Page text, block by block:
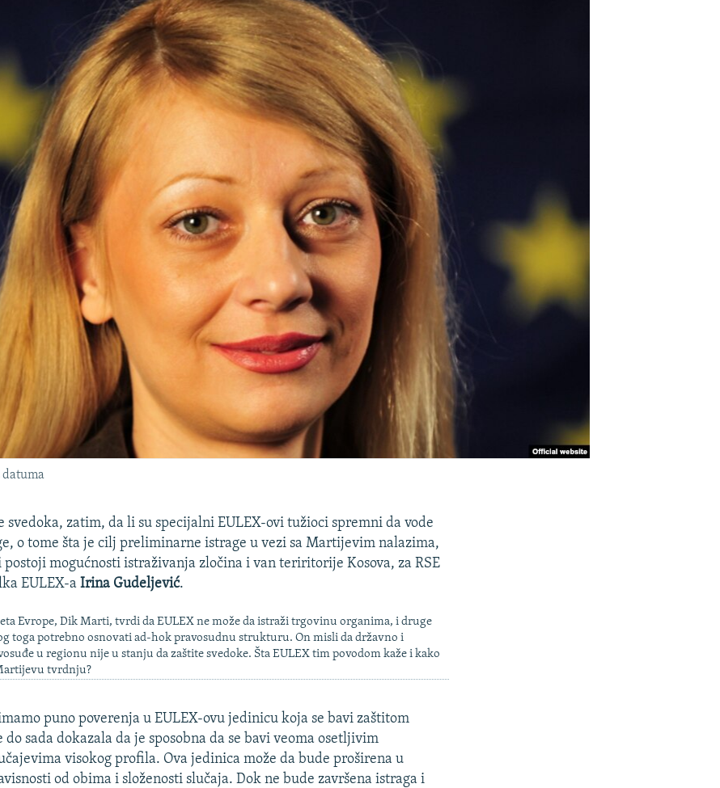
datuma
svedoka, zatim, da li su specijalni EULEX-ovi tužioci spremni da vode
o tome šta je cilj preliminarne istrage u vezi sa Martijevim nalazima,
mogućnosti istraživanja zločina i van teriritorije Kosova, za RSE
EULEX-aIrina Gudeljević.
Evrope, Dik Marti, tvrdi da EULEX ne može da istraži trgovinu organima, i druge
toga potrebno osnovati ad-hok pravosudnu strukturu. On misli da državno i
u regionu nije u stanju da zaštite svedoke. Šta EULEX tim povodom kaže i kako
tvrdnju?
puno poverenja u EULEX-ovu jedinicu koja se bavi zaštitom
do sada dokazala da je sposobna da se bavi veoma osetljivim
visokog profila. Ova jedinica može da bude proširena u
od obima i složenosti slučaja. Dok ne bude završena istraga i